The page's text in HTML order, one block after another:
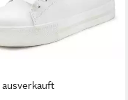
ausverkauft